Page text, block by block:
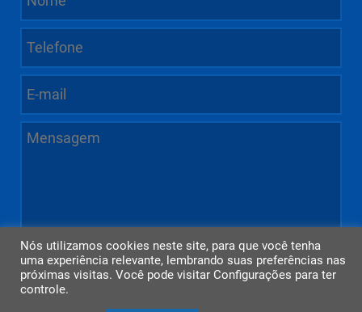
Nós utilizamos cookies neste site, para que você tenha
uma experiência relevante, lembrando suas preferências nas
próximas visitas. Você pode visitar Configurações para ter
controle.